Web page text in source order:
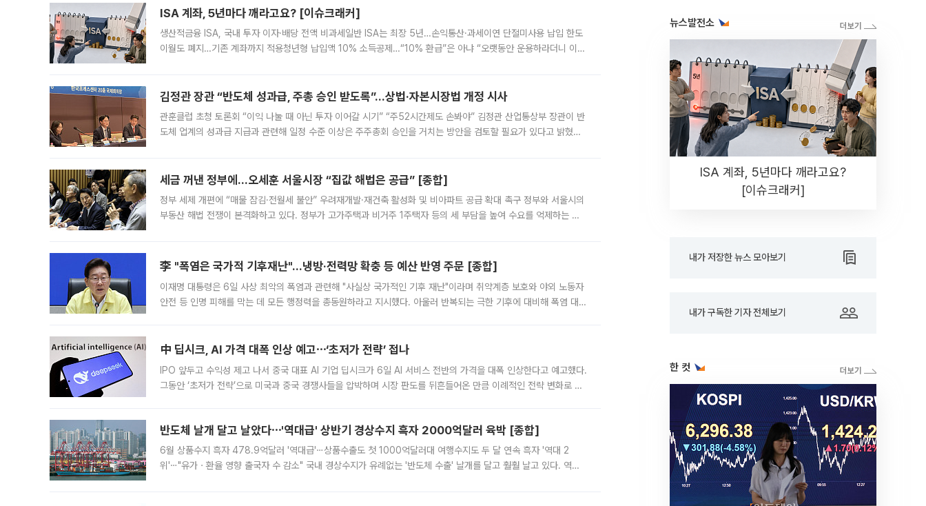
ISA 계좌, 5년마다 깨라고요? [이슈크래커]
생산적금융 ISA, 국내 투자 이자·배당 전액 비과세일반 ISA는 최장 5년…손익통산·과세이연 단절미사용 납입 한도
이월도 폐지…기존 계좌까지 적용청년형 납입액 10% 소득공제…“10% 환급”은 아냐 “오랫동안 운용하라더니 이제
김정관 장관 “반도체 성과급, 주총 승인 받도록”…상법·자본시장법 개정 시사
관훈클럽 초청 토론회 “이익 나눌 때 아닌 투자 이어갈 시기” “주52시간제도 손봐야” 김정관 산업통상부 장관이 반
도체 업계의 성과급 지급과 관련해 일정 수준 이상은 주주총회 승인을 거치는 방안을 검토할 필요가 있다고 밝혔다.
세금 꺼낸 정부에…오세훈 서울시장 “집값 해법은 공급” [종합]
정부 세제 개편에 “매물 잠김·전월세 불안” 우려재개발·재건축 활성화 및 비아파트 공급 확대 촉구 정부와 서울시의
부동산 해법 전쟁이 본격화하고 있다. 정부가 고가주택과 비거주 1주택자 등의 세 부담을 높여 수요를 억제하는 카
李 "폭염은 국가적 기후재난"…냉방·전력망 확충 등 예산 반영 주문 [종합]
이재명 대통령은 6일 사상 최악의 폭염과 관련해 "사실상 국가적인 기후 재난"이라며 취약계층 보호와 야외 노동자
안전 등 인명 피해를 막는 데 모든 행정력을 총동원하라고 지시했다. 아울러 반복되는 극한 기후에 대비해 폭염 대응
中 딥시크, AI 가격 대폭 인상 예고⋯‘초저가 전략’ 접나
IPO 앞두고 수익성 제고 나서 중국 대표 AI 기업 딥시크가 6일 AI 서비스 전반의 가격을 대폭 인상한다고 예고했다.
그동안 ‘초저가 전략’으로 미국과 중국 경쟁사들을 압박하며 시장 판도를 뒤흔들어온 만큼 이례적인 전략 변화로 평
반도체 날개 달고 날았다⋯'역대급' 상반기 경상수지 흑자 2000억달러 육박 [종합]
6월 상품수지 흑자 478.9억달러 '역대급'⋯상품수출도 첫 1000억달러대 여행수지도 두 달 연속 흑자 '역대 2
위'⋯"유가ㆍ환율 영향 출국자 수 감소" 국내 경상수지가 유례없는 '반도체 수출' 날개를 달고 훨훨 날고 있다. 역대
뉴스발전소
ISA 계좌, 5년마다 깨라고요?
[이슈크래커]
내가 저장한 뉴스 모아보기
내가 구독한 기자 전체보기
한 컷